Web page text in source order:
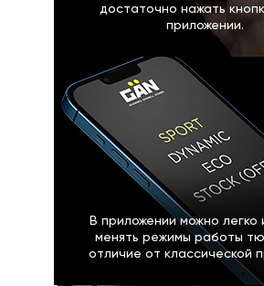
достаточно нажать
приложении.
В приложении можно легко
менять режимы работы
отличие от классической